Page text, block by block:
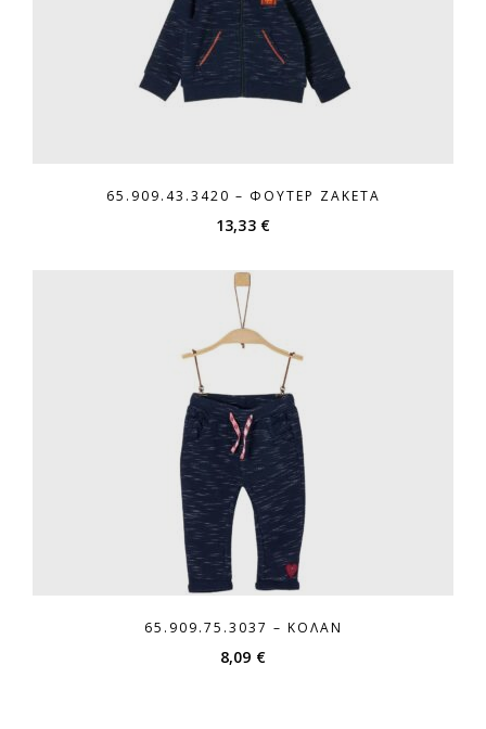
65.909.43.3420 – ΦΟΎΤΕΡ ΖΑΚΈΤΑ
13,33 €
65.909.75.3037 – ΚΟΛΆΝ
8,09 €